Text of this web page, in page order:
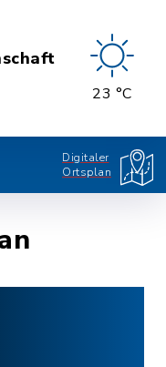
23 °C
Digitaler
Ortsplan